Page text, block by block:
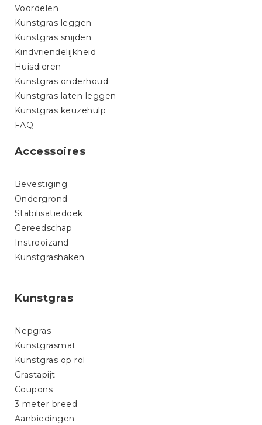
Voordelen
Kunstgras leggen
Kunstgras snijden
Kindvriendelijkheid
Huisdieren
Kunstgras onderhoud
Kunstgras laten leggen
Kunstgras keuzehulp
FAQ
Accessoires
Bevestiging
Ondergrond
Stabilisatiedoek
Gereedschap
Instrooizand
Kunstgrashaken
Kunstgras
Nepgras
Kunstgrasmat
Kunstgras op rol
Grastapijt
Coupons
3 meter breed
Aanbiedingen